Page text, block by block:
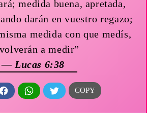
medida buena, apretada,
darán en vuestro regazo;
medida con que medís,
a medir”
— Lucas 6:38